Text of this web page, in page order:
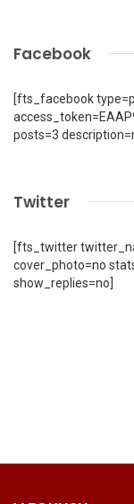
Facebook
[fts_facebook
posts=3
Twitter
[fts_twitter
cover_photo=no
show_replies=no]